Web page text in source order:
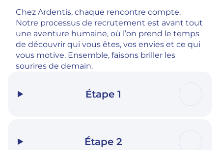
Chez Ardentis, chaque rencontre compte.
Notre processus de recrutement est avant tout
une aventure humaine, où l’on prend le temps
de découvrir qui vous êtes, vos envies et ce qui
vous motive. Ensemble, faisons briller les
sourires de demain.
Étape 1
Étape 2